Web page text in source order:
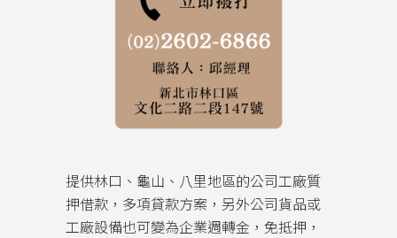
提供林口、龜山、八里地區的公司工廠質
押借款，多項貸款方案，另外公司貨品或
工廠設備也可變為企業週轉金，免抵押，